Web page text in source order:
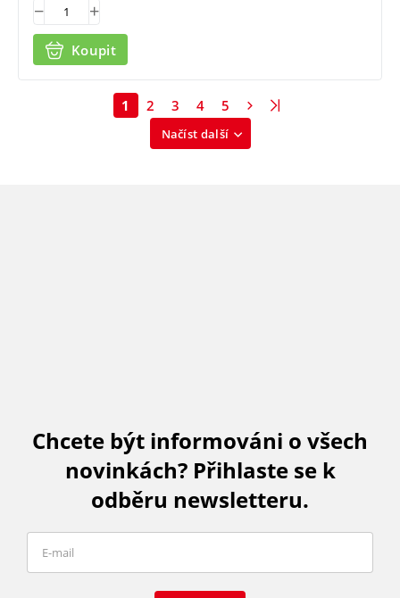
Koupit
Načíst další
1 2 3 4 5
Chcete být informováni o všech
novinkách? Přihlaste se k
odběru newsletteru.